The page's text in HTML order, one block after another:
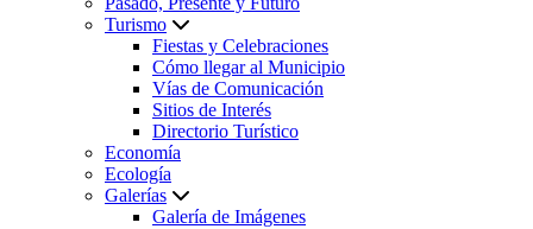
Turismo
Fiestas y Celebraciones
Cómo llegar al Municipio
Vías de Comunicación
Sitios de Interés
Directorio Turístico
Economía
Ecología
Galerías
Galería de Imágenes